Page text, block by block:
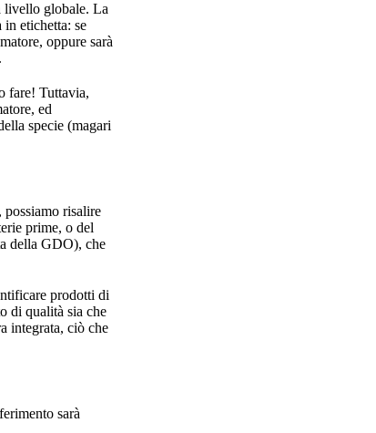
livello globale. La
etichetta: se
oppure sarà
fare! Tuttavia,
ed
specie (magari
possiamo risalire
prime, o del
della GDO), che
prodotti di
di qualità sia che
integrata, ciò che
sarà